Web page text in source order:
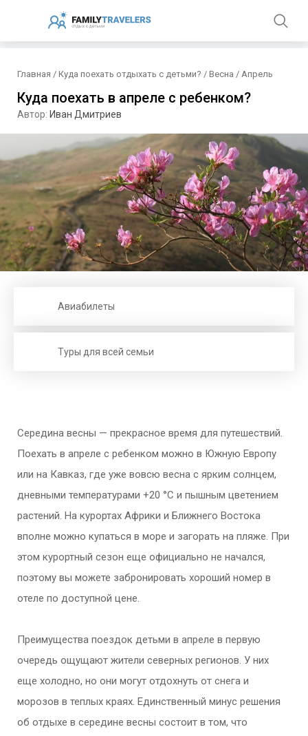
Главная / Куда поехать отдыхать с детьми? / Весна / Апрель
Куда поехать в апреле с ребенком?
Автор: Иван Дмитриев
Авиабилеты
Туры для всей семьи
Середина весны — прекрасное время для путешествий.
Поехать в апреле с ребенком можно в Южную Европу
или на Кавказ, где уже вовсю весна с ярким солнцем,
дневными температурами +20 °C и пышным цветением
растений. На курортах Африки и Ближнего Востока
вполне можно купаться в море и загорать на пляже. При
этом курортный сезон еще официально не начался,
поэтому вы можете забронировать хороший номер в
отеле по доступной цене.
Преимущества поездок детьми в апреле в первую
очередь ощущают жители северных регионов. У них
еще холодно, но они могут отдохнуть от снега и
морозов в теплых краях. Единственный минус решения
об отдыхе в середине весны состоит в том, что